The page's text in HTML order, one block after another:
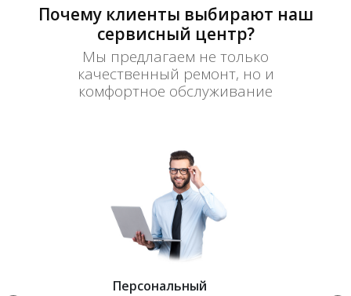
Почему клиенты выбирают наш
сервисный центр?
Мы предлагаем не только
качественный ремонт, но и
комфортное обслуживание
Персональный